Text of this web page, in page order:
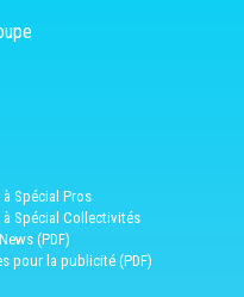
Spécial Pros
Spécial Collectivités
(PDF)
pour la publicité (PDF)